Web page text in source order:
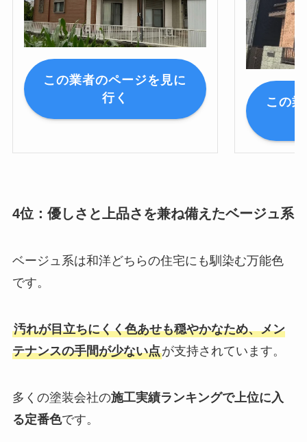
この業者のページを見に
行く
この
4位：優しさと上品さを兼ね備えたベージュ系
ベージュ系は和洋どちらの住宅にも馴染む万能色
です。
汚れが目立ちにくく色あせも穏やかなため、メン
テナンスの手間が少ない点が支持されています。
多くの塗装会社の施工実績ランキングで上位に入
る定番色です。